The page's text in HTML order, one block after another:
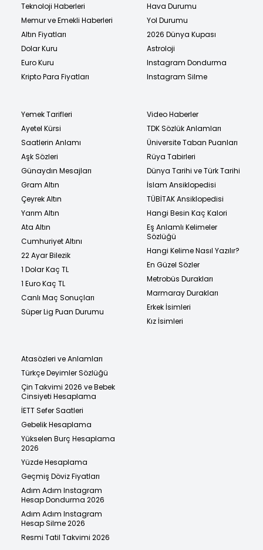
Teknoloji Haberleri
Memur ve Emekli Haberleri
Altın Fiyatları
Dolar Kuru
Euro Kuru
Kripto Para Fiyatları
Hava Durumu
Yol Durumu
2026 Dünya Kupası
Astroloji
Instagram Dondurma
Instagram Silme
Yemek Tarifleri
Ayetel Kürsi
Saatlerin Anlamı
Aşk Sözleri
Günaydın Mesajları
Gram Altın
Çeyrek Altın
Yarım Altın
Ata Altın
Cumhuriyet Altını
22 Ayar Bilezik
1 Dolar Kaç TL
1 Euro Kaç TL
Canlı Maç Sonuçları
Süper Lig Puan Durumu
Video Haberler
TDK Sözlük Anlamları
Üniversite Taban Puanları
Rüya Tabirleri
Dünya Tarihi ve Türk Tarihi
İslam Ansiklopedisi
TÜBİTAK Ansiklopedisi
Hangi Besin Kaç Kalori
Eş Anlamlı Kelimeler
Sözlüğü
Hangi Kelime Nasıl Yazılır?
En Güzel Sözler
Metrobüs Durakları
Marmaray Durakları
Erkek İsimleri
Kız İsimleri
Atasözleri ve Anlamları
Türkçe Deyimler Sözlüğü
Çin Takvimi 2026 ve Bebek
Cinsiyeti Hesaplama
İETT Sefer Saatleri
Gebelik Hesaplama
Yükselen Burç Hesaplama
2026
Yüzde Hesaplama
Geçmiş Döviz Fiyatları
Adım Adım Instagram
Hesap Dondurma 2026
Adım Adım Instagram
Hesap Silme 2026
Resmi Tatil Takvimi 2026